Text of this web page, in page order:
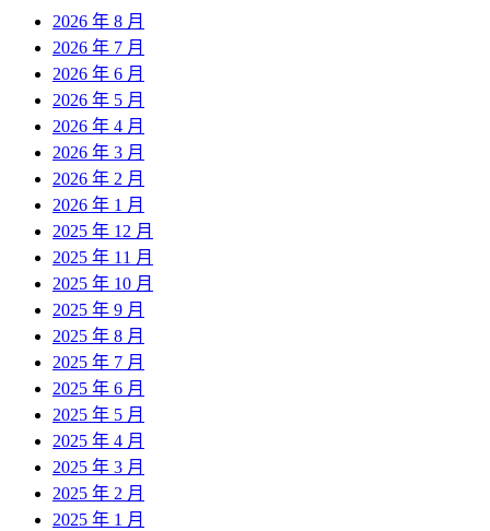
2026 年 8 月
2026 年 7 月
2026 年 6 月
2026 年 5 月
2026 年 4 月
2026 年 3 月
2026 年 2 月
2026 年 1 月
2025 年 12 月
2025 年 11 月
2025 年 10 月
2025 年 9 月
2025 年 8 月
2025 年 7 月
2025 年 6 月
2025 年 5 月
2025 年 4 月
2025 年 3 月
2025 年 2 月
2025 年 1 月